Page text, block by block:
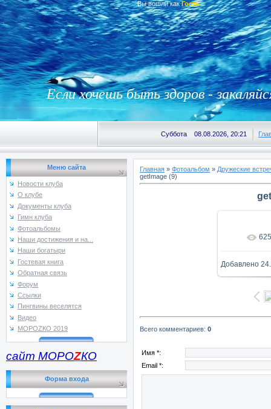
Вы вошли как Гость
Если хочешь быть здоров -
Суббота 08.08.2026, 20:21
Меню сайта
Новости клуба
О клубе
Документы клуба
Гимн клуба
Фотоальбомы
Наши достижения и на...
Наши богатыри
Гостевая книга
Обратная связь
Форум
Ссылки
Пингвины веселятся
Видео
МОРОZКО 2019
сайт МОРОZКО
Форма входа
Главная » Фотоальбом » Дружеские
getImage (9)
В 625
Добавлено
Всего комментариев: 0
Имя *:
Email *: